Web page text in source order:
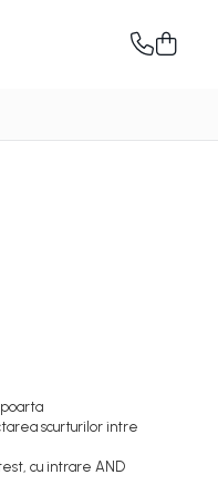
scurturilor intre
cu intrare AND